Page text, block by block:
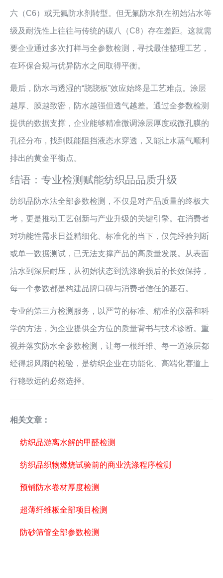
六（C6）或无氟防水剂转型。但无氟防水剂在初始沾水等
级及耐洗性上往往与传统的碳八（C8）存在差距。这就需
要企业通过多次打样与全参数检测，寻找最佳整理工艺，
在环保合规与优异防水之间取得平衡。
最后，防水与透湿的“跷跷板”效应始终是工艺难点。涂层
越厚、膜越致密，防水越强但透气越差。通过全参数检测
提供的数据支撑，企业能够精准微调涂层厚度或微孔膜的
孔径分布，找到既能阻挡液态水穿透，又能让水蒸气顺利
排出的黄金平衡点。
结语：专业检测赋能纺织品品质升级
纺织品防水法全部参数检测，不仅是对产品质量的终极大
考，更是推动工艺创新与产业升级的关键引擎。在消费者
对功能性需求日益精细化、标准化的当下，仅凭经验判断
或单一数据测试，已无法支撑产品的高质量发展。从表面
沾水到深层耐压，从初始状态到洗涤磨损后的长效保持，
每一个参数都是构建品牌口碑与消费者信任的基石。
专业的第三方检测服务，以严苛的标准、精准的仪器和科
学的方法，为企业提供全方位的质量背书与技术诊断。重
视并落实防水全参数检测，让每一根纤维、每一道涂层都
经得起风雨的检验，是纺织企业在功能化、高端化赛道上
行稳致远的必然选择。
相关文章：
纺织品游离水解的甲醛检测
纺织品织物燃烧试验前的商业洗涤程序检测
预铺防水卷材厚度检测
超薄纤维板全部项目检测
防砂筛管全部参数检测